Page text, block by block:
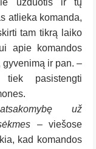
užduotis ir tų
atlieka komanda,
tam tikrą laiko
apie komandos
gyvenimą ir pan. –
pasistengti
už
– viešose
kad komandos